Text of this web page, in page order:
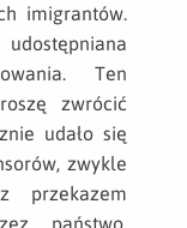
imigrantów.
Ten
zwrócić
udało się
zwykle
przekazem
państwo.